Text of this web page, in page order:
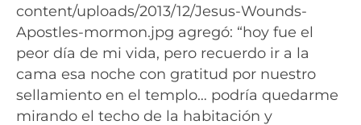
content/uploads/2013/12/Jesus-Wounds-
Apostles-mormon.jpg agregó: “hoy fue el
peor día de mi vida, pero recuerdo ir a la
cama esa noche con gratitud por nuestro
sellamiento en el templo… podría quedarme
mirando el techo de la habitación y